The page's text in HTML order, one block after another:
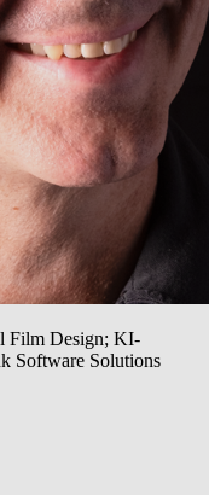
Film Design; KI-
Software Solutions